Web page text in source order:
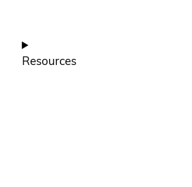
Resources